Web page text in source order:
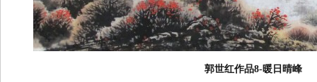
郭世红作品8-暖日晴峰